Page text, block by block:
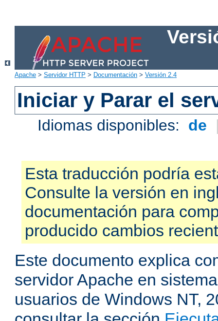
Apache > Servidor HTTP > Documentación > Versión 2.4
Iniciar y Parar el
Idiomas disponibles: de
Esta traducción podría
Consulte la versión en
documentación para
producido cambios
Este documento explica
servidor Apache en
usuarios de Windows NT,